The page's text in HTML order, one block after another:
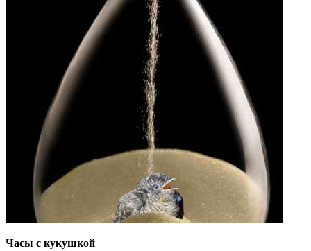
Часы с кукушкой